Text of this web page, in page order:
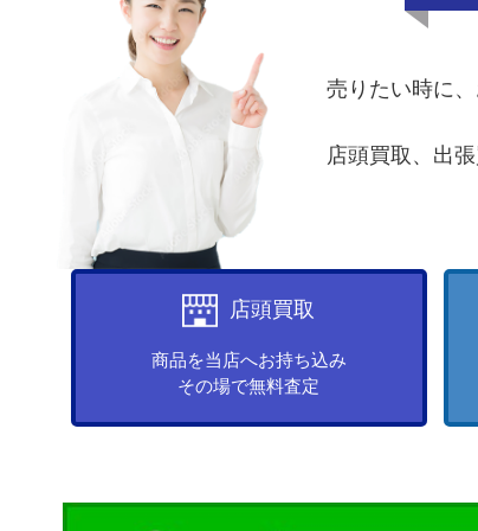
売りたい時に
店頭買取、出
店頭買取
商品を当店へお持ち込み
その場で無料査定